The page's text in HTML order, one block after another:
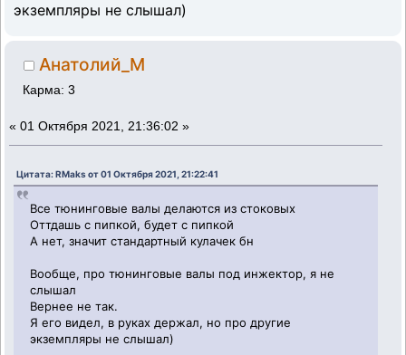
экземпляры не слышал)
Анатолий_М
Карма: 3
« 01 Октября 2021, 21:36:02 »
Цитата: RMaks от 01 Октября 2021, 21:22:41
Все тюнинговые валы делаются из стоковых
Оттдашь с пипкой, будет с пипкой
А нет, значит стандартный кулачек бн
Вообще, про тюнинговые валы под инжектор, я не
слышал
Вернее не так.
Я его видел, в руках держал, но про другие
экземпляры не слышал)